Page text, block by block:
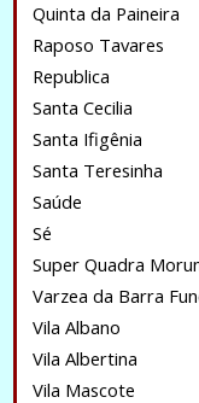
Quinta da Paineira
Raposo Tavares
Republica
Santa Cecilia
Santa Ifigênia
Santa Teresinha
Saúde
Sé
Super Quadra
Varzea da Barra
Vila Albano
Vila Albertina
Vila Mascote